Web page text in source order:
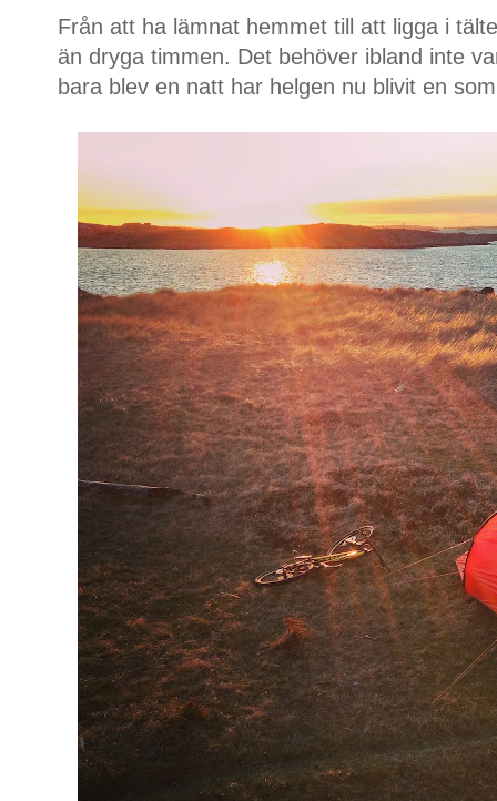
Från att ha lämnat hemmet till att ligga i
än dryga timmen. Det behöver ibland inte
bara blev en natt har helgen nu blivit en